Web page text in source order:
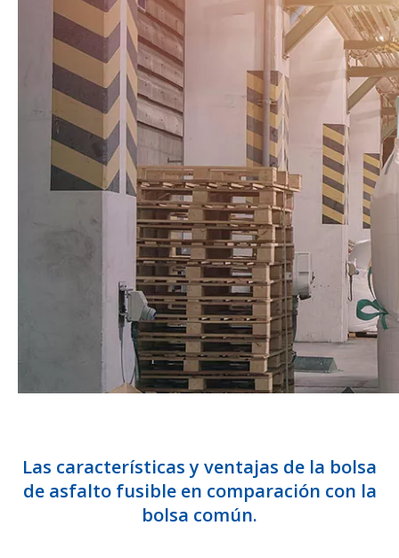
Las características y ventajas de la bolsa
de asfalto fusible en comparación con la
bolsa común.